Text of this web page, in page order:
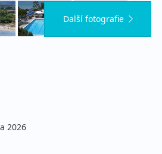
Další fotografie
2026